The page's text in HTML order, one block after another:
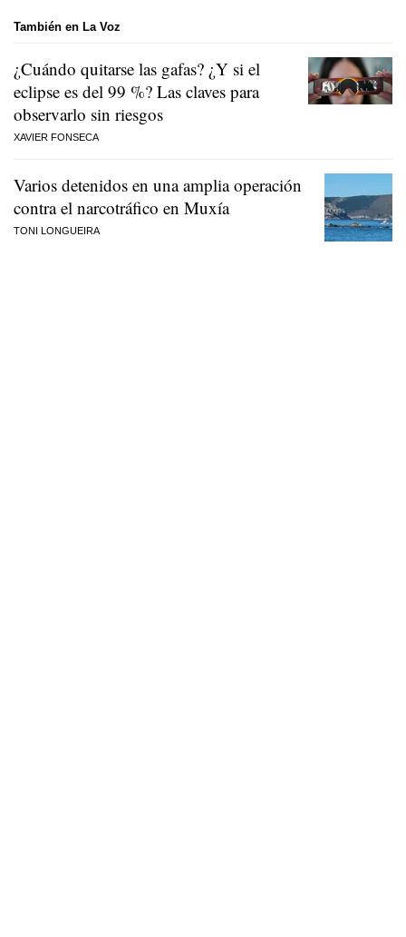
También en La Voz
¿Cuándo quitarse las gafas? ¿Y si el
eclipse es del 99 %? Las claves para
observarlo sin riesgos
XAVIER FONSECA
Varios detenidos en una amplia operación
contra el narcotráfico en Muxía
TONI LONGUEIRA